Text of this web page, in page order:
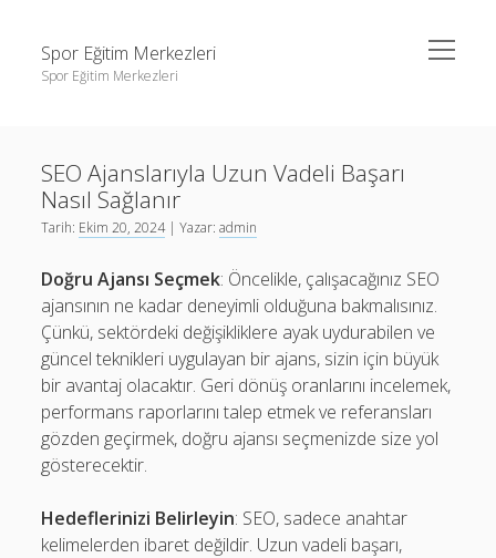
Spor Eğitim Merkezleri
Spor Eğitim Merkezleri
menüyü
aç
Sayfa Listesi
Şifresiz Instagram Beğeni Arttırma
Liste
Şifresiz Instagram Beğeni Arttırma
Tiktok Yorum Yükleme Bedava
SEO Ajanslarıyla Uzun Vadeli Başarı
Nasıl Sağlanır
Tarih: Ekim 20, 2024| Yazar:admin
Doğru Ajansı Seçmek: Öncelikle, çalışacağınız SEO
ajansının ne kadar deneyimli olduğuna bakmalısınız.
Çünkü, sektördeki değişikliklere ayak uydurabilen ve
güncel teknikleri uygulayan bir ajans, sizin için büyük
bir avantaj olacaktır. Geri dönüş oranlarını incelemek,
performans raporlarını talep etmek ve referansları
gözden geçirmek, doğru ajansı seçmenizde size yol
gösterecektir.
Hedeflerinizi Belirleyin: SEO, sadece anahtar
kelimelerden ibaret değildir. Uzun vadeli başarı,